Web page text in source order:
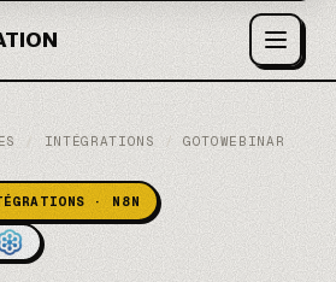
/ INTÉGRATIONS / GOTOWEBINAR
· N8N